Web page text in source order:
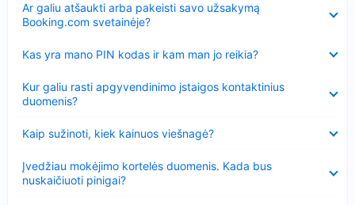
Ar galiu atšaukti arba pakeisti savo užsakymą
Booking.com svetainėje?
Kas yra mano PIN kodas ir kam man jo reikia?
Kur galiu rasti apgyvendinimo įstaigos kontaktinius
duomenis?
Kaip sužinoti, kiek kainuos viešnagė?
Įvedžiau mokėjimo kortelės duomenis. Kada bus
nuskaičiuoti pinigai?